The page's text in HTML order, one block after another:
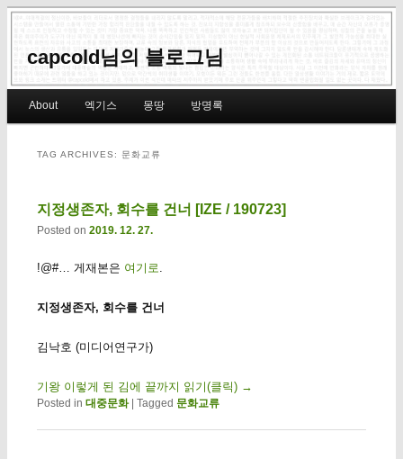
capcold님의 블로그님
Skip to primary content
Skip to secondary content
About 엑기스 몽땅 방명록
TAG ARCHIVES: 문화교류
지정생존자, 회수를 건너 [IZE / 190723]
Posted on 2019. 12. 27.
!@#… 게재본은 여기로
지정생존자, 회수를 건너
김낙호 (미디어연구가)
기왕 이렇게 된 김에 끝까지 읽기(클릭) →
Posted in 대중문화 Tagged 문화교류